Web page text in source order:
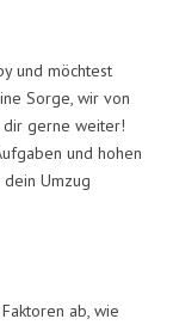
und möchtest
Sorge, wir von
dir gerne weiter!
und hohen
Umzug
ab, wie